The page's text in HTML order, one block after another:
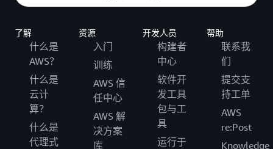
了解
什么是
AWS？
什么是
云计
算？
什么是
代理式
资源
入门
训练
AWS 信
任中心
AWS 解
决方案
库
开发人员
构建者
中心
软件开
发工具
包与工
具
运行于
帮助
联系我
们
提交支
持工单
AWS
re:Post
Knowledge